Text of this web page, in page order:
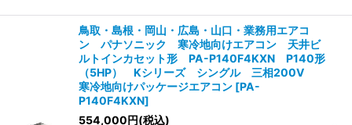
鳥取・島根・岡山・広島・山口・業務用エアコ
ン パナソニック 寒冷地向けエアコン 天井ビ
ルトインカセット形 PA-P140F4KXN P140形
（5HP） Kシリーズ シングル 三相200V
寒冷地向けパッケージエアコン [PA-
P140F4KXN]
554,000円(税込)